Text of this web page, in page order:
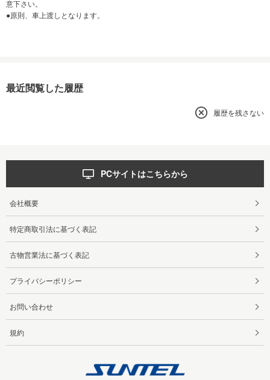
意下さい。
●原則、車上渡しとなります。
最近閲覧した履歴
履歴を残さない
PCサイトはこちらから
会社概要
特定商取引法に基づく表記
古物営業法に基づく表記
プライバシーポリシー
お問い合わせ
規約